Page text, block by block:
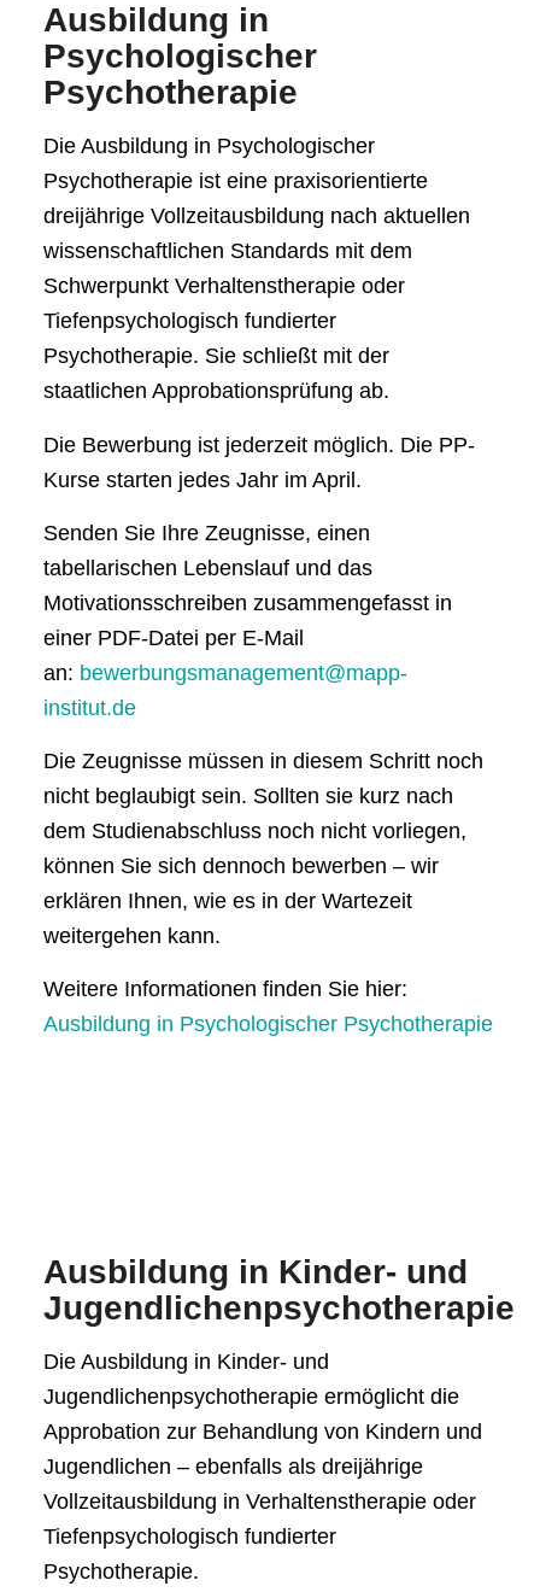
Ausbildung in
Psychologischer
Psychotherapie
Die Ausbildung in Psychologischer
Psychotherapie ist eine praxisorientierte
dreijährige Vollzeitausbildung nach aktuellen
wissenschaftlichen Standards mit dem
Schwerpunkt Verhaltenstherapie oder
Tiefenpsychologisch fundierter
Psychotherapie. Sie schließt mit der
staatlichen Approbationsprüfung ab.
Die Bewerbung ist jederzeit möglich. Die PP-
Kurse starten jedes Jahr im April.
Senden Sie Ihre Zeugnisse, einen
tabellarischen Lebenslauf und das
Motivationsschreiben zusammengefasst in
einer PDF-Datei per E-Mail
an: bewerbungsmanagement@mapp-
institut.de
Die Zeugnisse müssen in diesem Schritt noch
nicht beglaubigt sein. Sollten sie kurz nach
dem Studienabschluss noch nicht vorliegen,
können Sie sich dennoch bewerben – wir
erklären Ihnen, wie es in der Wartezeit
weitergehen kann.
Weitere Informationen finden Sie hier:
Ausbildung in Psychologischer Psychotherapie
Ausbildung in Kinder- und
Jugendlichenpsychotherapie
Die Ausbildung in Kinder- und
Jugendlichenpsychotherapie ermöglicht die
Approbation zur Behandlung von Kindern und
Jugendlichen – ebenfalls als dreijährige
Vollzeitausbildung in Verhaltenstherapie oder
Tiefenpsychologisch fundierter
Psychotherapie.